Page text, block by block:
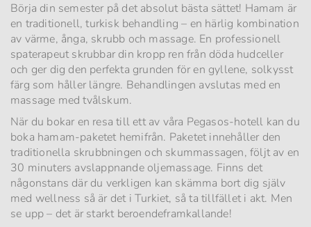
Börja din semester på det absolut bästa sättet! Hamam är
en traditionell, turkisk behandling – en härlig kombination
av värme, ånga, skrubb och massage. En professionell
spaterapeut skrubbar din kropp ren från döda hudceller
och ger dig den perfekta grunden för en gyllene, solkysst
färg som håller längre. Behandlingen avslutas med en
massage med tvålskum.
När du bokar en resa till ett av våra Pegasos-hotell kan du
boka hamam-paketet hemifrån. Paketet innehåller den
traditionella skrubbningen och skummassagen, följt av en
30 minuters avslappnande oljemassage. Finns det
någonstans där du verkligen kan skämma bort dig själv
med wellness så är det i Turkiet, så ta tillfället i akt. Men
se upp – det är starkt beroendeframkallande!